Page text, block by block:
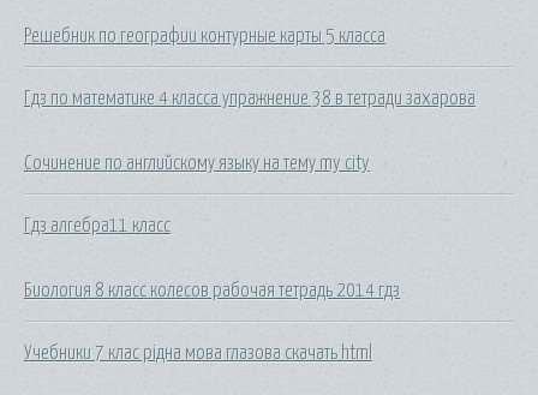
Решебник по географии контурные карты 5 класса
Гдз по математике 4 класса упражнение 38 в тетради захарова
Сочинение по английскому языку на тему my city
Гдз алгебра11 класс
Биология 8 класс колесов рабочая тетрадь 2014 гдз
Учебники 7 клас рiдна мова глазова скачать html